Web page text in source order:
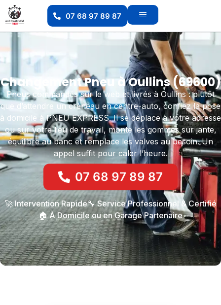
07 68 97 89 87
Changement Pneu à Oullins (69600)
Pneus commandés sur le web et livrés à Oullins : plutôt
que d’attendre un créneau en centre-auto, confiez la pose
à domicile à PNEU EXPRESS. Il se déplace à votre adresse
ou sur votre lieu de travail, monte les gommes sur jante,
équilibre au banc et remplace les valves au besoin. Un
appel suffit pour caler l’heure.
07 68 97 89 87
🚀 Intervention Rapide🔧 Service Professionnel & Certifié
🏠 À Domicile ou en Garage Partenaire